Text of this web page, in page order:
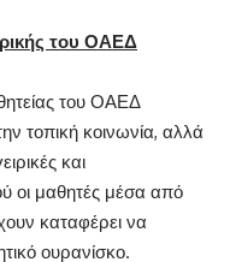
του ΟΑΕΔ
του ΟΑΕΔ
τοπική κοινωνία, αλλά
και
οι μαθητές μέσα από
καταφέρει να
ουρανίσκο.